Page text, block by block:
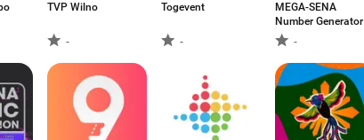
TVP Wilno
-
Togevent
-
MEGA-SENA
Number Generator
-